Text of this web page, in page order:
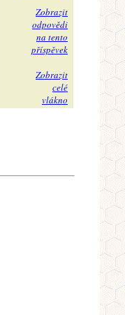
Zobrazit
odpovědi
na tento
příspěvek
Zobrazit
celé
vlákno